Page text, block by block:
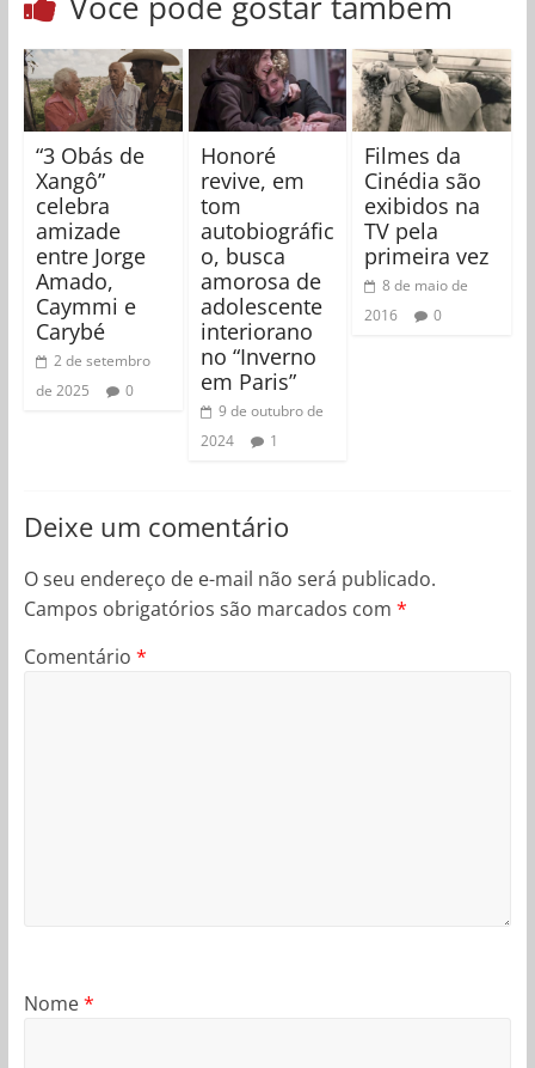
“3 Obás de
Xangô”
celebra
amizade
entre Jorge
Amado,
Caymmi e
Carybé
2 de setembro
de 2025
0
Honoré
revive, em
tom
autobiográfic
o, busca
amorosa de
adolescente
interiorano
no “Inverno
em Paris”
9 de outubro de
2024
1
Filmes da
Cinédia são
exibidos na
TV pela
primeira vez
8 de maio de
2016
0
Deixe um comentário
O seu endereço de e-mail não será publicado.
Campos obrigatórios são marcados com *
Comentário *
Nome*